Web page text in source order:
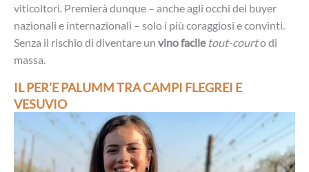
viticoltori. Premierà dunque – anche agli occhi dei buyer
nazionali e internazionali – solo i più coraggiosi e convinti.
Senza il rischio di diventare un vino facile tout-courto di
massa.
IL PER’E PALUMM TRA CAMPI FLEGREI E
VESUVIO